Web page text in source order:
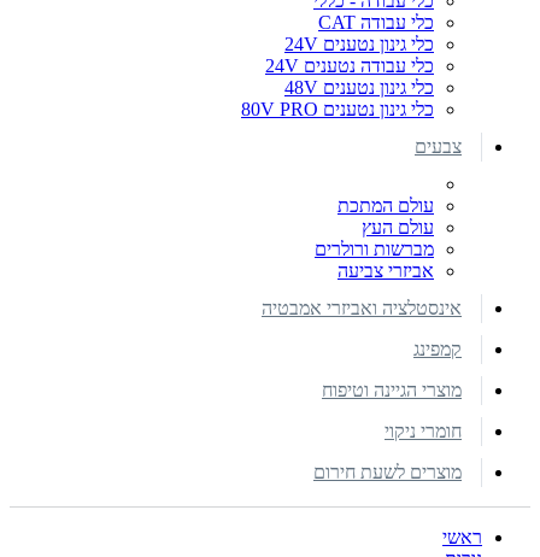
כלי עבודה CAT
כלי גינון נטענים 24V
כלי עבודה נטענים 24V
כלי גינון נטענים 48V
כלי גינון נטענים 80V PRO
צבעים
עולם המתכת
עולם העץ
מברשות ורולרים
אביזרי צביעה
אינסטלציה ואביזרי אמבטיה
קמפינג
מוצרי הגיינה וטיפוח
חומרי ניקוי
מוצרים לשעת חירום
ראשי